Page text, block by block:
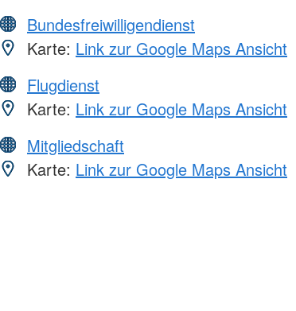
Bundesfreiwilligendienst
Karte: Link zur Google Maps Ansicht
Flugdienst
Karte: Link zur Google Maps Ansicht
Mitgliedschaft
Karte: Link zur Google Maps Ansicht